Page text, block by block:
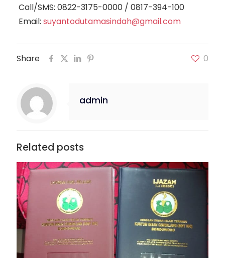
Call/SMS: 0822-3175-0000/ 0817-394-100
Email: suyantodutamasindah@gmail.com
Share 0
admin
Related posts